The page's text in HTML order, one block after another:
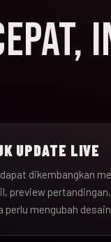
UPDATE LIVE
dikembangkan
preview
perlu mengubah